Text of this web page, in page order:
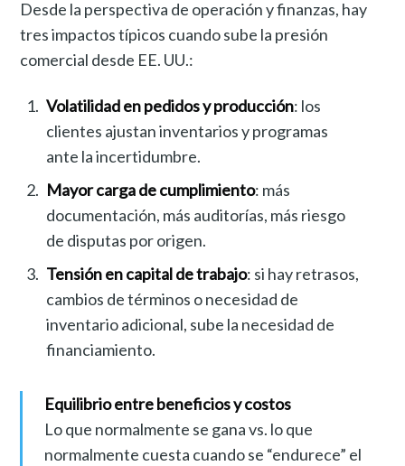
Desde la perspectiva de operación y finanzas, hay
tres impactos típicos cuando sube la presión
comercial desde EE. UU.:
Volatilidad en pedidos y producción: los
clientes ajustan inventarios y programas
ante la incertidumbre.
Mayor carga de cumplimiento: más
documentación, más auditorías, más riesgo
de disputas por origen.
Tensión en capital de trabajo: si hay retrasos,
cambios de términos o necesidad de
inventario adicional, sube la necesidad de
financiamiento.
Equilibrio entre beneficios y costos
Lo que normalmente se gana vs. lo que
normalmente cuesta cuando se “endurece” el